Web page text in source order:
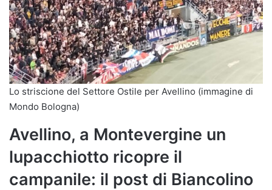
Lo striscione del Settore Ostile per Avellino (immagine di
Mondo Bologna)
Avellino, a Montevergine un
lupacchiotto ricopre il
campanile: il post di Biancolino